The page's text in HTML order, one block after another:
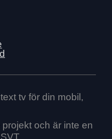
tv för din mobil,
och är inte en